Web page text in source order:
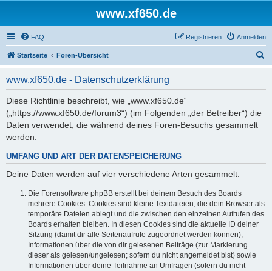
www.xf650.de
FAQ Anmelden
Registrieren
Startseite Foren-Übersicht
www.xf650.de - Datenschutzerklärung
Diese Richtlinie beschreibt, wie „www.xf650.de“
(„https://www.xf650.de/forum3“) (im Folgenden „der Betreiber“) die
Daten verwendet, die während deines Foren-Besuchs gesammelt
werden.
UMFANG UND ART DER DATENSPEICHERUNG
Deine Daten werden auf vier verschiedene Arten gesammelt:
Die Forensoftware phpBB erstellt bei deinem Besuch des Boards
mehrere Cookies. Cookies sind kleine Textdateien, die dein Browser als
temporäre Dateien ablegt und die zwischen den einzelnen Aufrufen des
Boards erhalten bleiben. In diesen Cookies sind die aktuelle ID deiner
Sitzung (damit dir alle Seitenaufrufe zugeordnet werden können),
Informationen über die von dir gelesenen Beiträge (zur Markierung
dieser als gelesen/ungelesen; sofern du nicht angemeldet bist) sowie
Informationen über deine Teilnahme an Umfragen (sofern du nicht